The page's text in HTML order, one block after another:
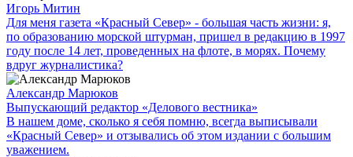
Игорь Митин
Для меня газета «Красный Север» - большая часть жизни: я,
по образованию морской штурман, пришел в редакцию в 1997
году после 14 лет, проведенных на флоте, в морях. Почему
вдруг журналистика?
Александр Марюков
Выпускающий редактор «Делового вестника»
В нашем доме, сколько я себя помню, всегда выписывали
«Красный Север» и отзывались об этом издании с большим
уважением.